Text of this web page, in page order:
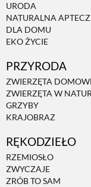
URODA
NATURALNA
DLA DOMU
EKO ŻYCIE
PRZYRODA
ZWIERZĘTA
ZWIERZĘTA W
GRZYBY
KRAJOBRAZ
RĘKODZIEŁO
RZEMIOSŁO
ZWYCZAJE
ZRÓB TO SAM